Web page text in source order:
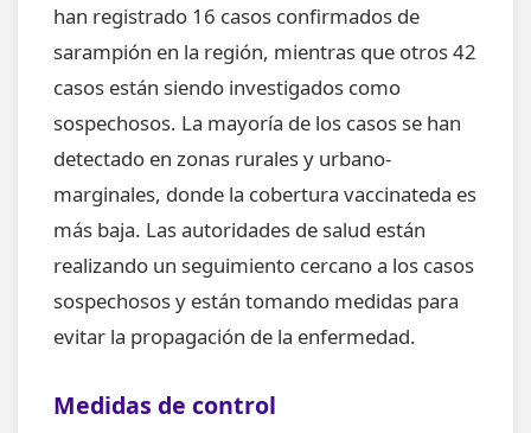
han registrado 16 casos confirmados de
sarampión en la región, mientras que otros 42
casos están siendo investigados como
sospechosos. La mayoría de los casos se han
detectado en zonas rurales y urbano-
marginales, donde la cobertura vaccinateda es
más baja. Las autoridades de salud están
realizando un seguimiento cercano a los casos
sospechosos y están tomando medidas para
evitar la propagación de la enfermedad.
Medidas de control